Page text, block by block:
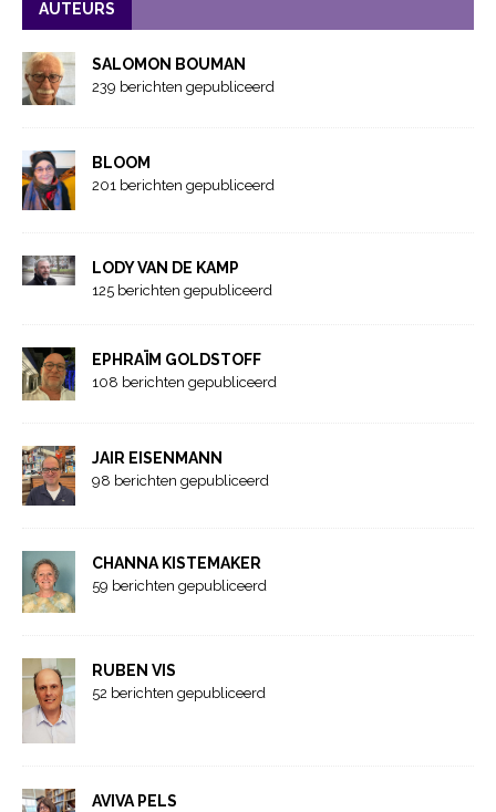
AUTEURS
SALOMON BOUMAN
239 berichten gepubliceerd
BLOOM
201 berichten gepubliceerd
LODY VAN DE KAMP
125 berichten gepubliceerd
EPHRAÏM GOLDSTOFF
108 berichten gepubliceerd
JAIR EISENMANN
98 berichten gepubliceerd
CHANNA KISTEMAKER
59 berichten gepubliceerd
RUBEN VIS
52 berichten gepubliceerd
AVIVA PELS